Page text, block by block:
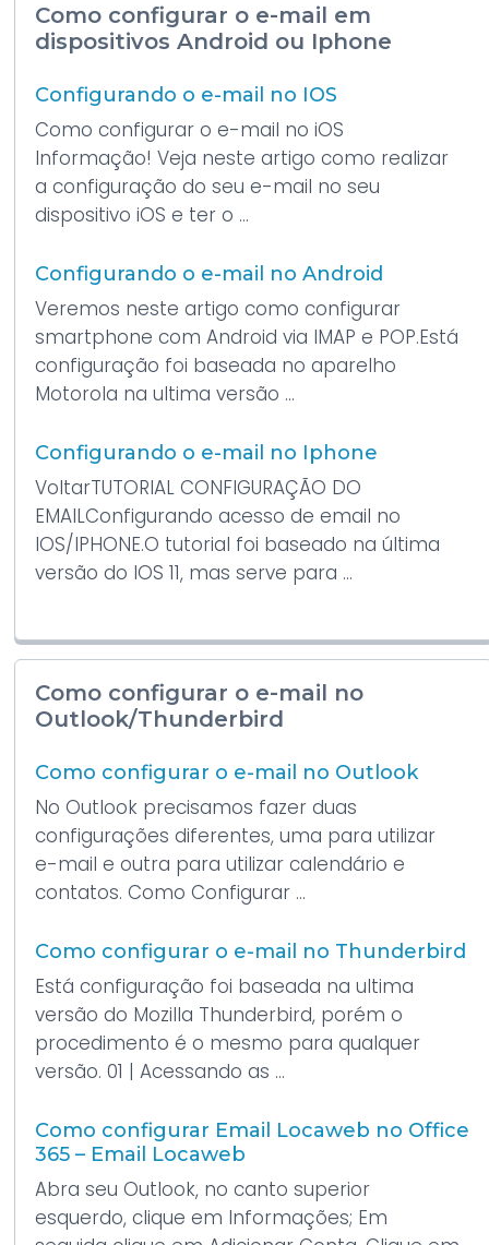
Como configurar o e-mail em
dispositivos Android ou Iphone
Configurando o e-mail no IOS
Como configurar o e-mail no iOS
Informação! Veja neste artigo como realizar
a configuração do seu e-mail no seu
dispositivo iOS e ter o ...
Configurando o e-mail no Android
Veremos neste artigo como configurar
smartphone com Android via IMAP e POP.Está
configuração foi baseada no aparelho
Motorola na ultima versão ...
Configurando o e-mail no Iphone
VoltarTUTORIAL CONFIGURAÇÃO DO
EMAILConfigurando acesso de email no
IOS/IPHONE.O tutorial foi baseado na última
versão do IOS 11, mas serve para ...
Como configurar o e-mail no
Outlook/Thunderbird
Como configurar o e-mail no Outlook
No Outlook precisamos fazer duas
configurações diferentes, uma para utilizar
e-mail e outra para utilizar calendário e
contatos. Como Configurar ...
Como configurar o e-mail no Thunderbird
Está configuração foi baseada na ultima
versão do Mozilla Thunderbird, porém o
procedimento é o mesmo para qualquer
versão. 01 | Acessando as ...
Como configurar Email Locaweb no Office
365 – Email Locaweb
Abra seu Outlook, no canto superior
esquerdo, clique em Informações; Em